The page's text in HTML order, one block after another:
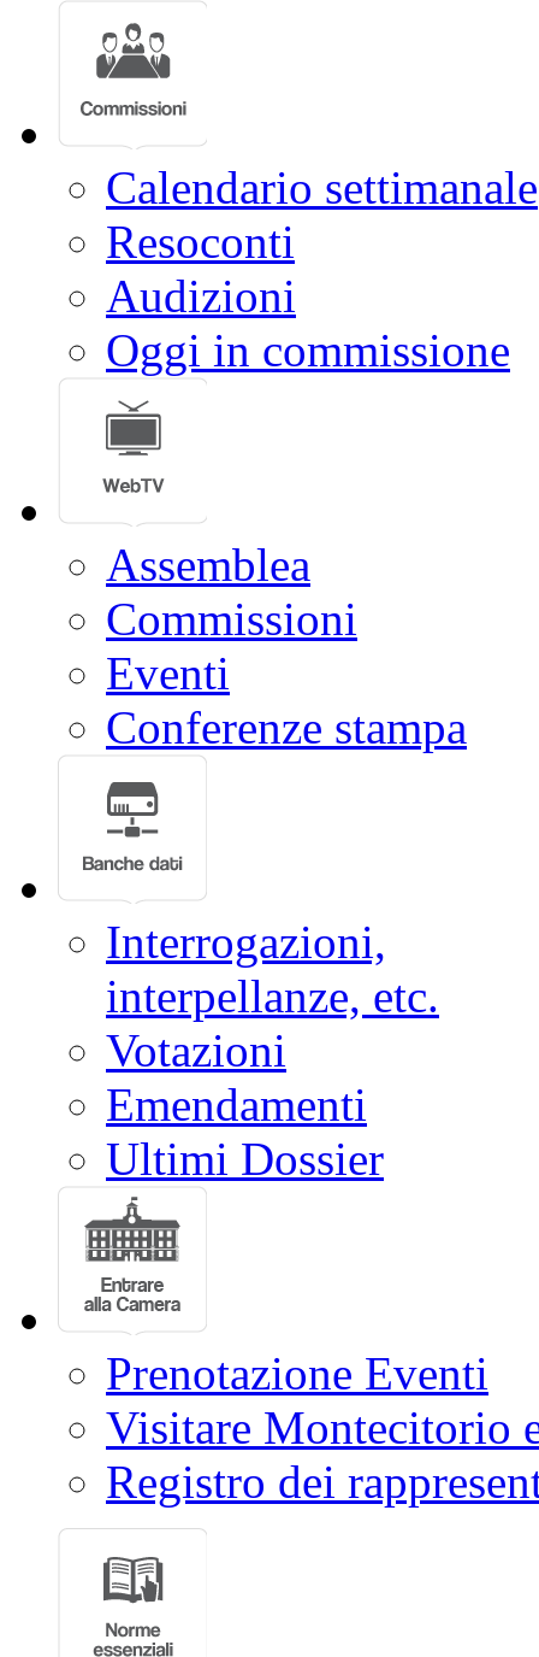
Calendario settimanale
Resoconti
Audizioni
Oggi in commissione
Assemblea
Commissioni
Eventi
Conferenze stampa
Interrogazioni,
interpellanze, etc.
Votazioni
Emendamenti
Ultimi Dossier
Prenotazione Eventi
Visitare Montecitorio
Registro dei